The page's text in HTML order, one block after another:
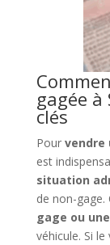
gagée à
clés
Pour vendre
est
situation
de non-
gage ou
véhicule. Si